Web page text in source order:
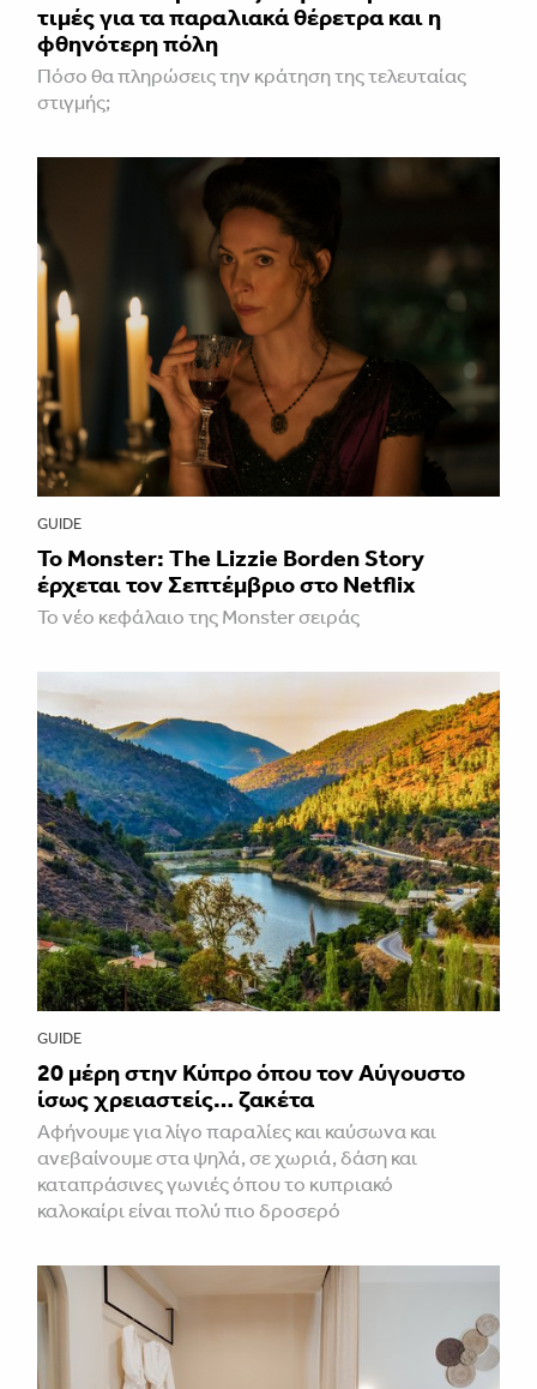
τιμές για τα παραλιακά θέρετρα και η
φθηνότερη πόλη
Πόσο θα πληρώσεις την κράτηση της τελευταίας
στιγμής;
GUIDE
Το Monster: The Lizzie Borden Story
έρχεται τον Σεπτέμβριο στο Netflix
Το νέο κεφάλαιο της Monster σειράς
GUIDE
20 μέρη στην Κύπρο όπου τον Αύγουστο
ίσως χρειαστείς… ζακέτα
Αφήνουμε για λίγο παραλίες και καύσωνα και
ανεβαίνουμε στα ψηλά, σε χωριά, δάση και
καταπράσινες γωνιές όπου το κυπριακό
καλοκαίρι είναι πολύ πιο δροσερό